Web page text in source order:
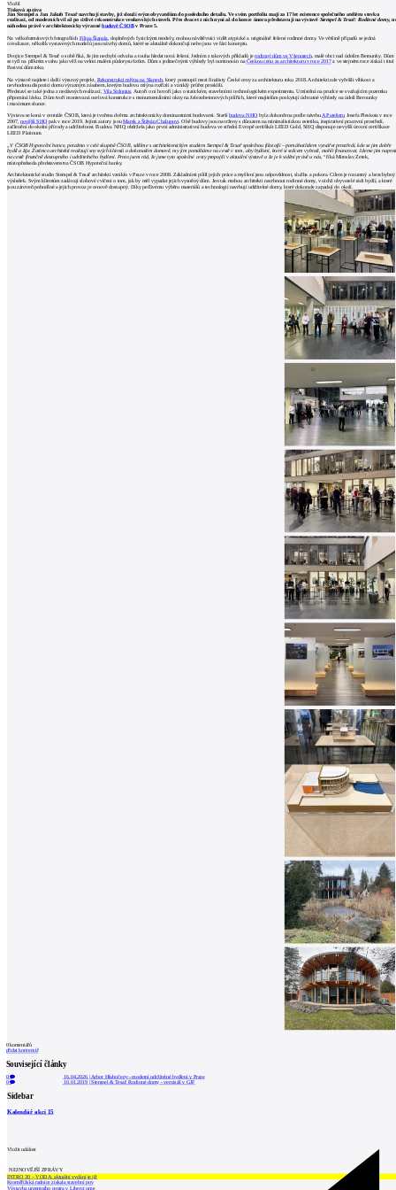
Vložil
Tisková zpráva
Ján Stempel a Jan Jakub Tesař navrhují stavby, jež slouží svým obyvatelům do posledního detailu. Ve svém portfoliu mají za 17 let existence společného ateliéru stovku
realizací, od moderních vil až po citlivé rekonstrukce venkovských staveb. Přes dvacet z nich nyní až do konce února představují na výstavě Stempel & Tesař: Rodinné domy,
náhodou právě v architektonicky výraznébudově ČSOBv Praze 5.
Na velkoformátových fotografiích Filipa Šlapala, doplněných fyzickými modely, mohou návštěvníci vidět atypické a originálně řešené rodinné domy. Ve většině případů se jedná
o realizace, několik vystavených modelů jsou návrhy domů, které se aktuálně dokončují nebo jsou ve fázi konceptu.
Dvojice Stempel & Tesař o sobě říká, že jim nechybí odvaha a touha hledat nová řešení. Jedním z takových příkladů jerodinný dům ve Všenorech, malé obci nad údolím Berounky. Dům
se tyčí na příkrém svahu jako věž na velmi malém půdorysu 6x6m. Dům s jedinečnými výhledy byl nominován naČeskou cenu za architekturu v roce 2017a ve stejném roce získal i titul
Pasivní dům roku.
Na výstavě najdete i další výrazný projekt, Rekonstrukci mlýna na Slapech , který postoupil mezi finalisty České ceny za architekturu roku 2018. Architekti zde vyřešili vlhkost a
nevhodnou dispozici domu výrazným zásahem, kterým budovu mlýna rozřízli a vzniklý průřez prosklili.
Představí se také jedna z nedávných realizací, Vila Sidonius . Autoři o ní hovoří jako o statickém, stavebním i technologickém experimentu. Umístěná na prudce se svažujícím pozemku
připomíná lávku. Dům tvoří montovaná ocelová konstrukce s monumentálními okny na železobetonových pilířích, které majitelům poskytují úchvatné výhledy na údolí Berounky
i maximum slunce.
Výstava se koná v centrále ČSOB, která je tvořena dvěma architektonicky dominantními budovami. Staršíbudova NHQ byla dokončena podle návrhu AP atelieru Josefa Pleskota v roce
2007, novější SHQ pak v roce 2019. Jejími autory jsouMarek a Štěpán Chalupovi . Obě budovy jsou navrženy s důrazem na minimalistickou estetiku, inspirativní pracovní prostředí,
začlenění do okolní přírody a udržitelnost. Budova NHQ obdržela jako první administrativní budova ve střední Evropě certifikát LEED Gold, SHQ disponuje nevyšší úrovní certifikace
LEED Platinum.
„V ČSOB Hypoteční bance, potažmo v celé skupině ČSOB, sdílíme s architektonickým studiem Stempel & Tesař společnou filozofii – pomáhat lidem vytvářet prostředí, kde se jim dobře
bydlí a žije. Zatímco architekti realizují sny svých klientů o dokonalém domově, my jim pomáháme na cestě v tom, aby bydlení, které si srdcem vybrali, mohli financovat. Jdeme jim naproti
na cestě finančně dostupného i udržitelného bydlení. Proto jsem rád, že jsme tyto společné cesty propojili v aktuální výstavě a že je k vidění právě u nás,“říká Miroslav Zetek,
místopředseda představenstva ČSOB Hypoteční banky.
Architektonické studio Stempel & Tesař architekti vzniklo v Praze v roce 2008. Základními pilíři jejich práce a myšlení jsou odpovědnost, služba a pokora. Cílem je rozumný a bezchybný
výsledek. Svým klientům zadávají slohové cvičení o tom, jak by měl vypadat jejich vysněný dům. Jen tak mohou architekti navrhnout rodinné domy, v nichž obyvatelé rádi bydlí, a které
jsou zároveň pohodlné a jejich provoz je cenově dostupný. Díky pečlivému výběru materiálů a technologií navrhují udržitelné domy, které dokonale zapadají do okolí.
0komentářů
přidat komentář
Související články
0 16.04.2026 | Arbor Hlubočepy - moderní udržitelné bydlení v Praze
0
10.01.2019 |Stempel & Tesař: Rodinné domy - vernisáž v GJF
Sidebar
Kalendář akcí 15
Vložit událost
NEJNOVĚJŠÍ ZPRÁVY
INTRO 30 – VODA: aktuální vydání je již
Kroměřížská radnice získala stavební pov
Výstavba urgentního centra v Liberci ome